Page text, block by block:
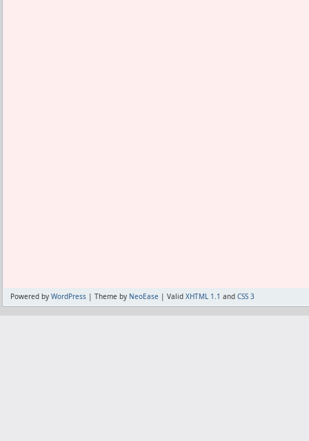
Powered by WordPress | Theme by NeoEase | Valid XHTML 1.1 and CSS 3